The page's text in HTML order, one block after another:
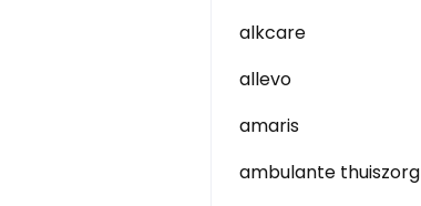
alkcare
allevo
amaris
ambulante thuiszorg